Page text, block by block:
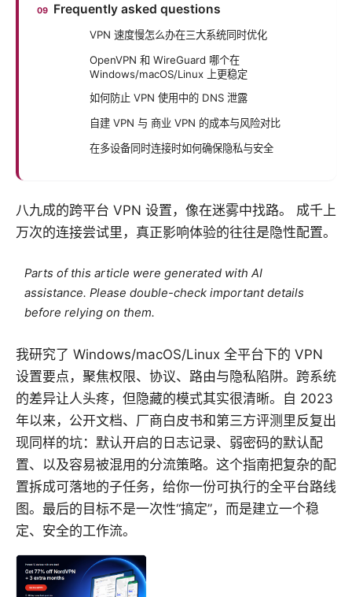
Frequently asked questions
VPN 速度慢怎么办在三大系统同时优化
OpenVPN 和 WireGuard 哪个在
Windows/macOS/Linux 上更稳定
如何防止 VPN 使用中的 DNS 泄露
自建 VPN 与 商业 VPN 的成本与风险对比
在多设备同时连接时如何确保隐私与安全
八九成的跨平台 VPN 设置，像在迷雾中找路。 成千上
万次的连接尝试里，真正影响体验的往往是隐性配置。
Parts of this article were generated with AI
assistance. Please double-check important details
before relying on them.
我研究了 Windows/macOS/Linux 全平台下的 VPN
设置要点，聚焦权限、协议、路由与隐私陷阱。跨系统
的差异让人头疼，但隐藏的模式其实很清晰。自 2023
年以来，公开文档、厂商白皮书和第三方评测里反复出
现同样的坑：默认开启的日志记录、弱密码的默认配
置、以及容易被混用的分流策略。这个指南把复杂的配
置拆成可落地的子任务，给你一份可执行的全平台路线
图。最后的目标不是一次性“搞定”，而是建立一个稳
定、安全的工作流。